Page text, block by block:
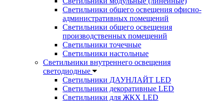
Светильники общего освещения офисно-
административных помещений
Светильники общего освещения
производственных помещений
Светильники точечные
Светильники настольные
Светильники внутреннего освещения
светодиодные
Светильники ДАУНЛАЙТ LED
Светильники декоративные LED
Светильники для ЖКХ LED